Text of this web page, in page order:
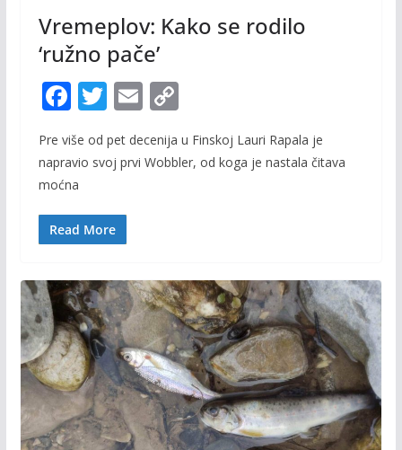
Vremeplov: Kako se rodilo
‘ružno pače’
F
ac
e
b
o
o
T
itt
er
E
ai
C
p
Pre više od pet decenija u Finskoj Lauri Rapala je
napravio svoj prvi Wobbler, od koga je nastala čitava
moćna
Read More